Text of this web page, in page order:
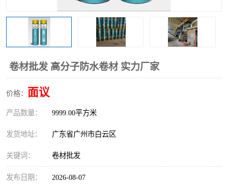
卷材批发 高分子防水卷材 实力厂家
价格： 面议
产品数量： 9999.00平方米
发货地址： 广东省广州市白云区
关键词： 卷材批发
发布日期： 2026-08-07